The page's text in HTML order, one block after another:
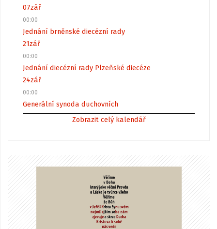
07zář
00:00
Jednání brněnské diecézní rady
21zář
00:00
Jednání diecézní rady Plzeňské diecéze
24zář
00:00
Generální synoda duchovních
Zobrazit celý kalendář